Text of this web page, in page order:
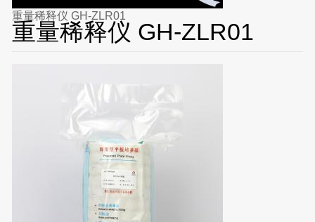
重量稀释仪 GH-ZLR01
重量稀释仪 GH-ZLR01